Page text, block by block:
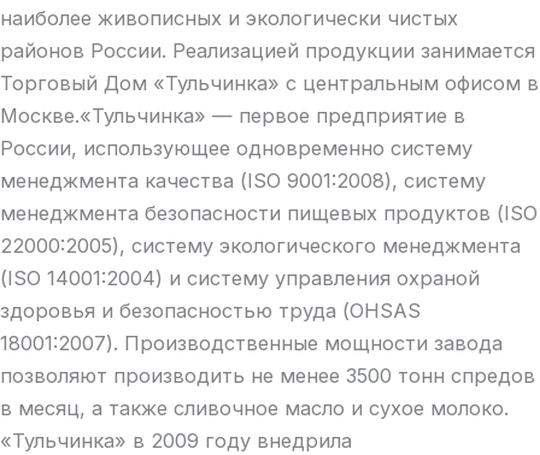
наиболее живописных и экологически чистых
районов России. Реализацией продукции занимается
Торговый Дом «Тульчинка» с центральным офисом в
Москве.«Тульчинка» — первое предприятие в
России, использующее одновременно систему
менеджмента качества (ISO 9001:2008), систему
менеджмента безопасности пищевых продуктов (ISO
22000:2005), систему экологического менеджмента
(ISO 14001:2004) и систему управления охраной
здоровья и безопасностью труда (OHSAS
18001:2007). Производственные мощности завода
позволяют производить не менее 3500 тонн спредов
в месяц, а также сливочное масло и сухое молоко.
«Тульчинка» в 2009 году внедрила